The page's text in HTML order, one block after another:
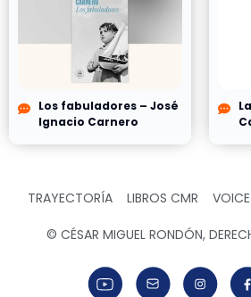
Los fabuladores – José
Ignacio Carnero
TRAYECTORÍA LIBROS CMR
© CÉSAR MIGUEL RONDÓN,